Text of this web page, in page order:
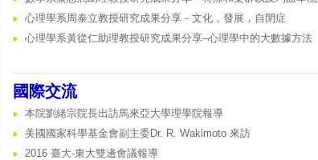
心理學系周泰立教授研究成果分享 － 文化，發展，自閉症
心理學系黃從仁助理教授研究成果分享–心理學中的大數據方法
國際交流
本院劉緒宗院長出訪馬來亞大學理學院報導
美國國家科學基金會副主委Dr. R. Wakimoto 來訪
2016 臺大-東大雙邊會議報導